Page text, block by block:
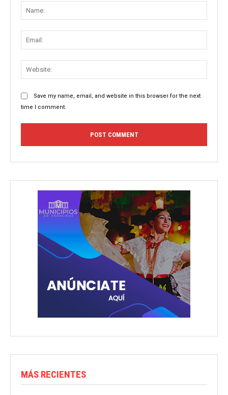
Save my name, email, and website in this browser for the next
time I comment.
MÁS RECIENTES